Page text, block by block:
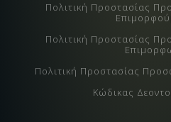
Πολιτική Προστασίας
Πολιτική Προστασίας
Πολιτική Προστασίας
Κώδικας